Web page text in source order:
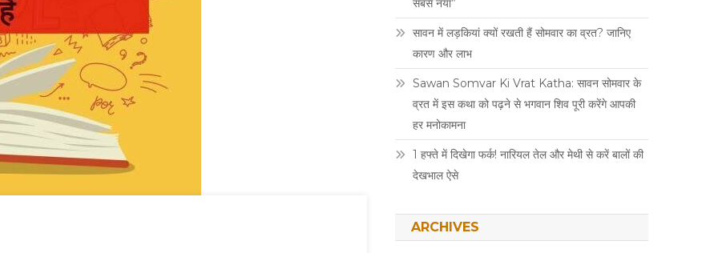
सबसे नया”
सावन में लड़कियां क्यों रखती हैं सोमवार का व्रत? जानिए
कारण और लाभ
Sawan Somvar Ki Vrat Katha: सावन सोमवार के
व्रत में इस कथा को पढ़ने से भगवान शिव पूरी करेंगे आपकी
हर मनोकामना
1 हफ्ते में दिखेगा फर्क! नारियल तेल और मेथी से करें बालों की
देखभाल ऐसे
ARCHIVES